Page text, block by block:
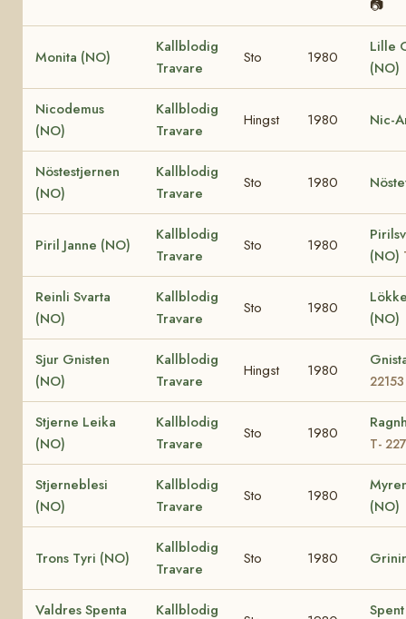
📷
Monita (NO)
Kallblodig
Travare
Sto 1980
Lille
(NO)
Nicodemus
(NO)
Kallblodig
Travare
Hingst 1980 Nic-
Nöstestjernen
(NO)
Kallblodig
Travare
Sto 1980
Piril Janne (NO)
Kallblodig
Travare
Sto 1980
(NO)
Reinli Svarta
(NO)
Kallblodig
Travare
Sto 1980
(NO)
Sjur Gnisten
(NO)
Kallblodig
Travare
Hingst 1980
22153
Stjerne Leika
(NO)
Kallblodig
Travare
Sto 1980
T-
Stjerneblesi
(NO)
Kallblodig
Travare
Sto 1980
(NO)
Trons Tyri (NO)
Kallblodig
Travare
Sto 1980
Valdres Spenta
Kallblodig